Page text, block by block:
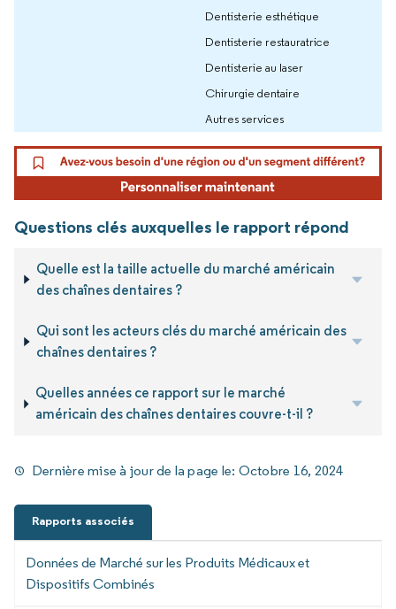
Dentisterie esthétique
Dentisterie restauratrice
Dentisterie au laser
Chirurgie dentaire
Autres services
Questions clés auxquelles le rapport répond
Quelle est la taille actuelle du marché américain
des chaînes dentaires ?
Qui sont les acteurs clés du marché américain des
chaînes dentaires ?
Quelles années ce rapport sur le marché
américain des chaînes dentaires couvre-t-il ?
Dernière mise à jour de la page le: Octobre 16, 2024
Rapports associés
Données de Marché sur les Produits Médicaux et
Dispositifs Combinés